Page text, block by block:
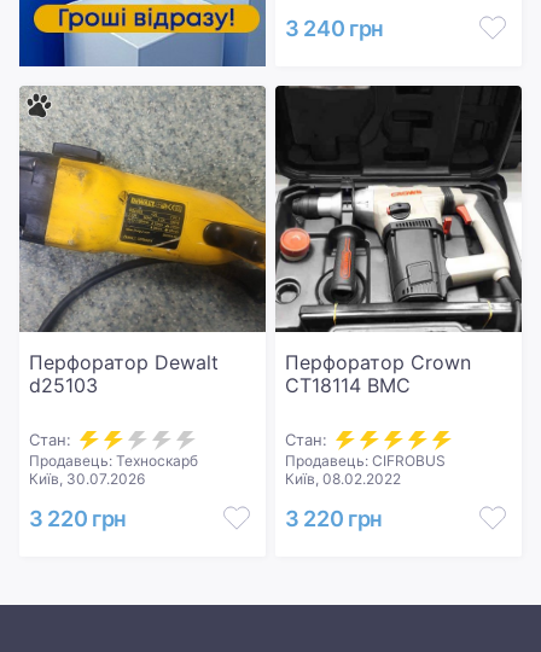
3 240 грн
Перфоратор Dewalt
d25103
Стан:
Продавець: Техноскарб
Київ, 30.07.2026
3 220 грн
Перфоратор Crown
CT18114 BMC
Стан:
Продавець: CIFROBUS
Київ, 08.02.2022
3 220 грн